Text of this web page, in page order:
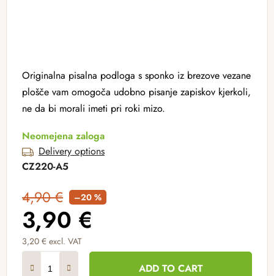
Originalna pisalna podloga s sponko iz brezove vezane
plošče vam omogoča udobno pisanje zapiskov kjerkoli,
ne da bi morali imeti pri roki mizo.
Neomejena zaloga
Delivery options
CZ220-A5
4,90 € –20 %
3,90 €
3,20 € excl. VAT
ADD TO CART